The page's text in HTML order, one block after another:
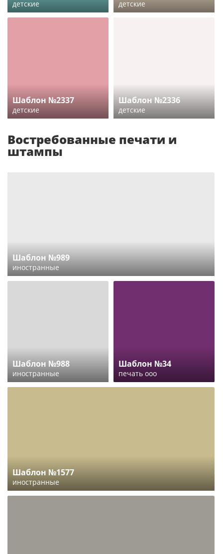
детские детские
Шаблон №2337
детские
Шаблон №2336
детские
Востребованные печати и
штампы
Шаблон №989
иностранные
Шаблон №988
иностранные
Шаблон №34
печать ооо
Шаблон №1577
иностранные